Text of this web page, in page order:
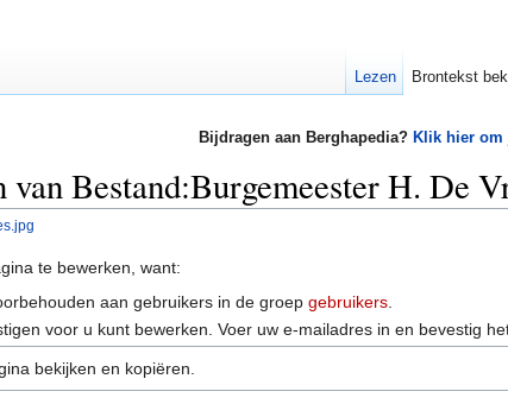
Bijdragen aan Berghapedia? Klik hier om
Bestand:Burgemeester H. De
te bewerken, want:
aan gebruikers in de groepgebruikers
voor u kunt bewerken. Voer uw e-mailadres in en bevestig
bekijken en kopiëren.
Lezen Brontekst